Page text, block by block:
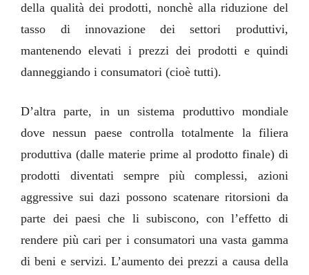
della qualità dei prodotti, nonchè alla riduzione del
tasso di innovazione dei settori produttivi,
mantenendo elevati i prezzi dei prodotti e quindi
danneggiando i consumatori (cioè tutti).
D’altra parte, in un sistema produttivo mondiale
dove nessun paese controlla totalmente la filiera
produttiva (dalle materie prime al prodotto finale) di
prodotti diventati sempre più complessi, azioni
aggressive sui dazi possono scatenare ritorsioni da
parte dei paesi che li subiscono, con l’effetto di
rendere più cari per i consumatori una vasta gamma
di beni e servizi. L’aumento dei prezzi a causa della